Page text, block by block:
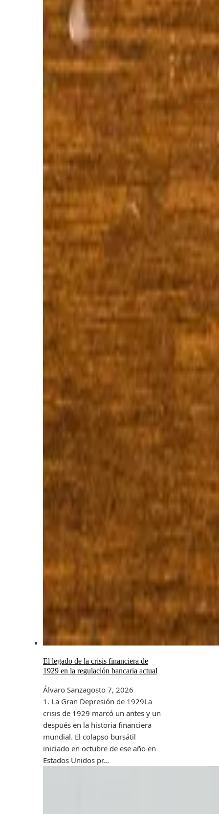
El legado de la crisis financiera de
1929 en la regulación bancaria actual
Álvaro Sanzagosto 7, 2026
1. La Gran Depresión de 1929La
crisis de 1929 marcó un antes y un
después en la historia financiera
mundial. El colapso bursátil
iniciado en octubre de ese año en
Estados Unidos pr...